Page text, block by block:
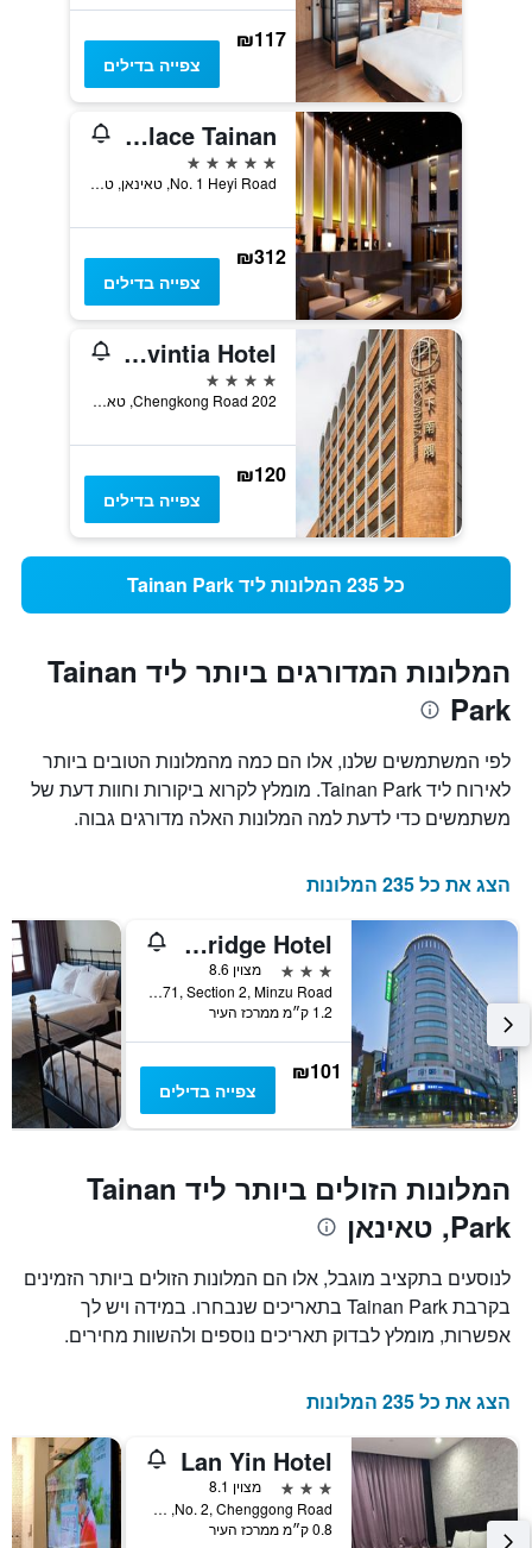
₪117
צפייה בדילים
Silks Place Tainan
5 כוכבים
No. 1 Heyi Road, טאינאן, טייוואן
₪312
צפייה בדילים
Provintia Hotel
4 כוכבים
202 Chengkong Road, טאינאן, טייוואן
₪120
צפייה בדילים
כל 235 המלונות ליד Tainan Park
המלונות המדורגים ביותר ליד Tainan
Park
לפי המשתמשים שלנו, אלו הם כמה מהמלונות הטובים ביותר
לאירוח ליד Tainan Park. מומלץ לקרוא ביקורות וחוות דעת של
משתמשים כדי לדעת למה המלונות האלה מדורגים גבוה.
הצג את כל 235 המלונות
Tainan Cambridge Hotel
3 כוכבים
מצוין 8.6
No. 271, Section 2, Minzu Road, טאינאן, טייוואן
1.2 ק״מ ממרכז העיר
₪101
צפייה בדילים
המלונות הזולים ביותר ליד Tainan
Park, טאינאן
לנוסעים בתקציב מוגבל, אלו הם המלונות הזולים ביותר הזמינים
בקרבת Tainan Park בתאריכים שנבחרו. במידה ויש לך
אפשרות, מומלץ לבדוק תאריכים נוספים ולהשוות מחירים.
הצג את כל 235 המלונות
Lan Yin Hotel
3 כוכבים
מצוין 8.1
No. 2, Chenggong Road, טאינאן, טייוואן
0.8 ק״מ ממרכז העיר